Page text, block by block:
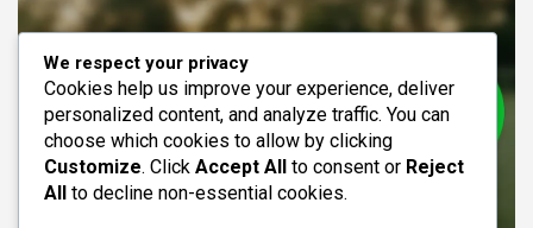
We respect your privacy
Cookies help us improve your experience, deliver
personalized content, and analyze traffic. You can
choose which cookies to allow by clicking
Customize. Click Accept All to consent or Reject
All to decline non-essential cookies.